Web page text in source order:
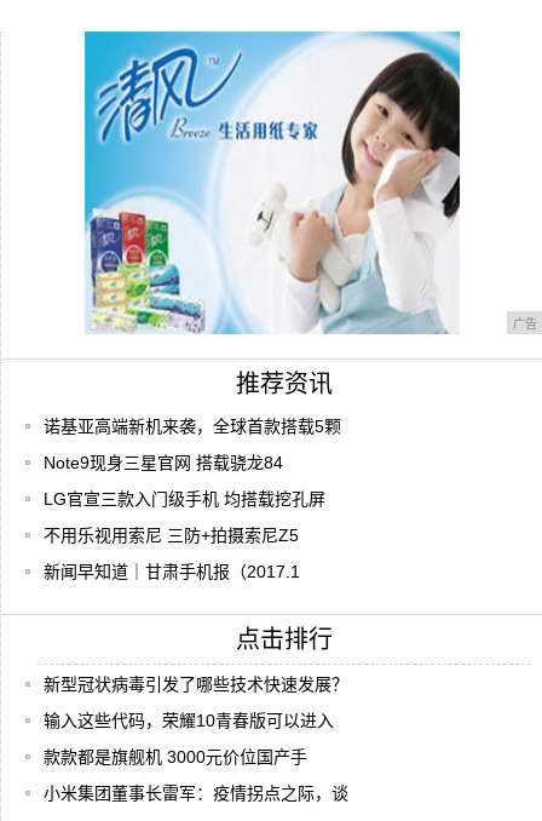
@全体青岛人！手机携号转网11月底全面实
广告
推荐资讯
诺基亚高端新机来袭，全球首款搭载5颗
Note9现身三星官网 搭载骁龙84
LG官宣三款入门级手机 均搭载挖孔屏
不用乐视用索尼 三防+拍摄索尼Z5
新闻早知道｜甘肃手机报（2017.1
点击排行
新型冠状病毒引发了哪些技术快速发展？
输入这些代码，荣耀10青春版可以进入
款款都是旗舰机 3000元价位国产手
小米集团董事长雷军：疫情拐点之际，谈